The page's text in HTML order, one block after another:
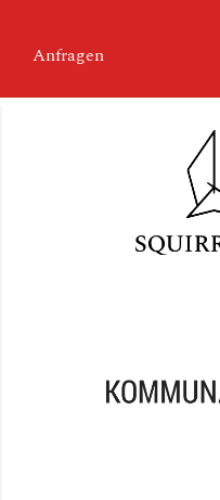
Anfragen